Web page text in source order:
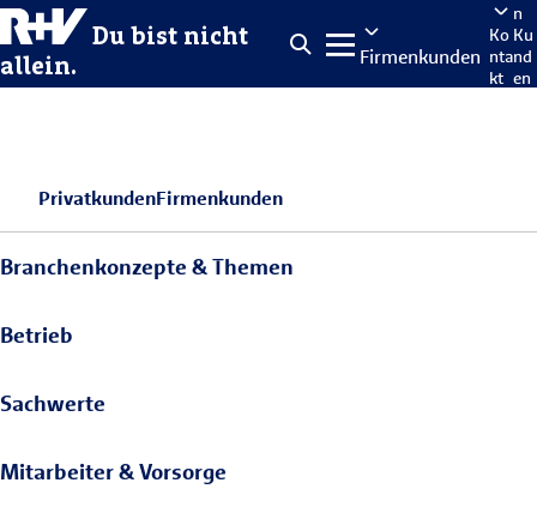
Du bist nicht
allein.
Firmenkunden
Ko
nta
kt
n
Ku
nd
en
PrivatkundenFirmenkunden
Branchenkonzepte & Themen
Betrieb
Sachwerte
Mitarbeiter & Vorsorge